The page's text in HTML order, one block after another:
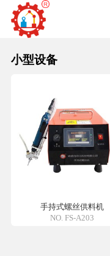
小型设备
手持式螺丝供料机
NO. FS-A203